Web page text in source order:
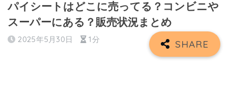
パイシートはどこに売ってる？コンビニや
スーパーにある？販売状況まとめ
2025年5月30日 1分